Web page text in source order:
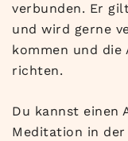
verbunden. Er
und wird gerne
kommen und die
richten.
Du kannst einen
Meditation in